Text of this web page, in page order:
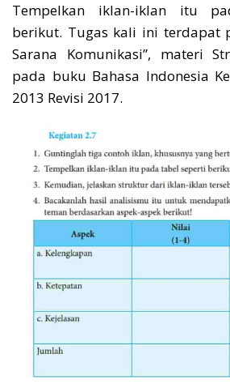
Tempelkan iklan-iklan itu
berikut. Tugas kali ini terdapat
Sarana Komunikasi”, materi
pada buku Bahasa Indonesia
2013 Revisi 2017.